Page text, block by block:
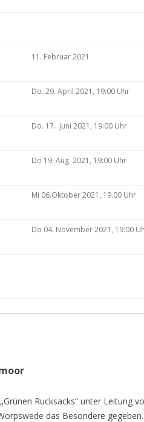
11. Februar 2021
Do. 29. April 2021, 19:00 Uhr
Do. 17. Juni 2021, 19:00 Uhr
Do 19. Aug. 2021, 19:00 Uhr
Mi 06.Oktober 2021, 19.00 Uhr
Do 04. November 2021, 19:00
Rucksacks“ unter Leitung
das Besondere